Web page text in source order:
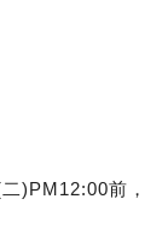
)PM12:00前，